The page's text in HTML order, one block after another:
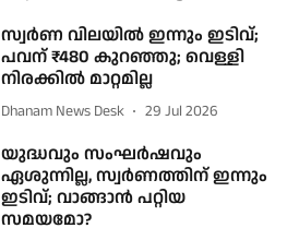
സ്വർണ വിലയിൽ ഇന്നും ഇടിവ്;
പവന് ₹480 കുറഞ്ഞു; വെള്ളി
നിരക്കിൽ മാറ്റമില്ല
Dhanam News Desk 29 Jul 2026
യുദ്ധവും സംഘര്‍ഷവും
ഏശുന്നില്ല, സ്വര്‍ണത്തിന് ഇന്നും
ഇടിവ്; വാങ്ങാന്‍ പറ്റിയ
സമയമോ?